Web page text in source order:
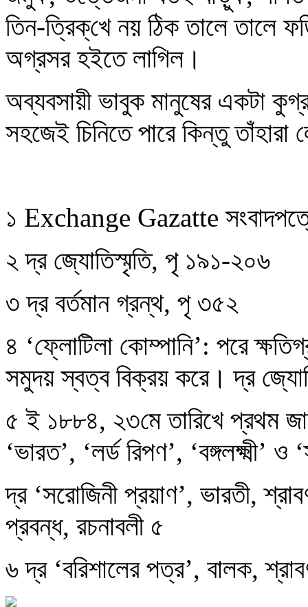
তিন-ত্রিক্‌খে নয় ঠিক তালে তালে
অগ্রসর হইতে লাগিল।
অব্যবসায়ী ভাবুক মানুষের একটা
সহজেই চিনিতে পারে কিন্তু তাঁহারা
১ Exchange Gazatte
২ দ্র জ্যোতিস্মৃতি, পৃ ১৯১-২০৬
৩ দ্র বর্তমান গ্রন্থ, পৃ ৩৫২
৪ ‘ফ্লোটিলা কোম্পানি’: পরে
সমুদয় স্বত্ব বিক্রয় করে। দ্র
৫ ই ১৮৮৪, ২৩মে তারিখে প্রথম
‘ভারত’, ‘লর্ড রিপণ’, ‘বঙ্গলক্ষ্মী’ ও
দ্র ‘সরোজিনী প্রয়াণ’, ভারতী,
প্রবন্ধ, রচনাবলী ৫
৬ দ্র ‘বরিশালের পত্র’, বালক,